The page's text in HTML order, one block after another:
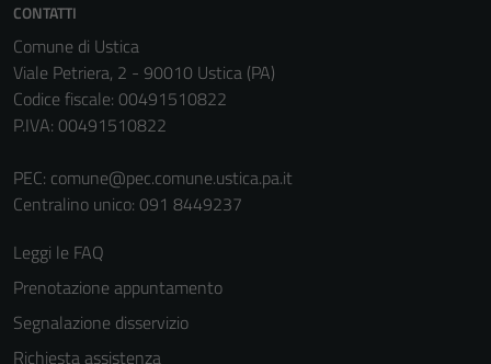
CONTATTI
Comune di Ustica
Viale Petriera, 2 - 90010 Ustica (PA)
Codice fiscale: 00491510822
P.IVA: 00491510822
PEC: comune@pec.comune.ustica.pa.it
Centralino unico: 091 8449237
Leggi le FAQ
Prenotazione appuntamento
Segnalazione disservizio
Richiesta assistenza